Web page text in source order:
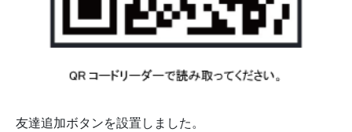
友達追加ボタンを設置しました。